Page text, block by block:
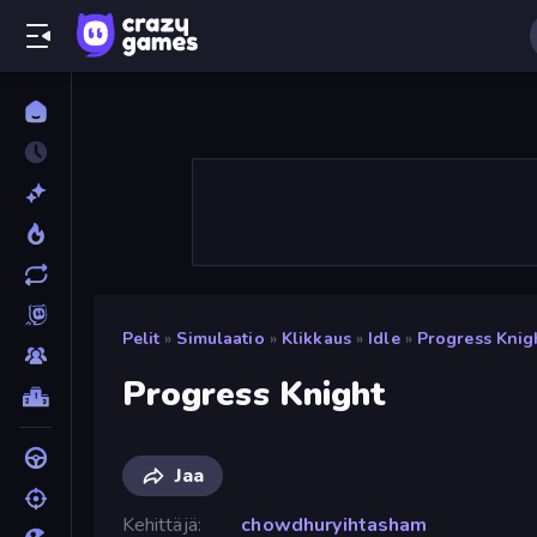
Pelit » Simulaatio » Klikkaus » Idle » Progress
Progress Knight
Jaa
Kehittäjä
chowdhuryihtasham